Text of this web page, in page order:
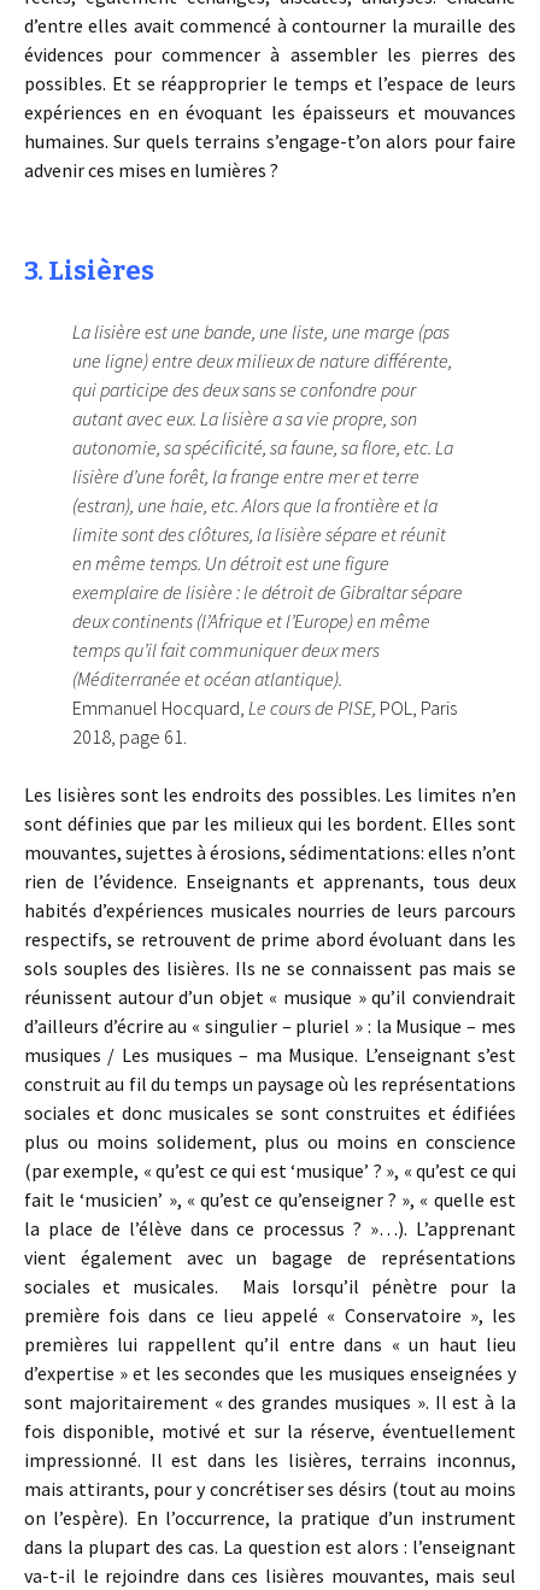
d’entre elles avait commencé à contourner la muraille des
évidences pour commencer à assembler les pierres des
possibles. Et se réapproprier le temps et l’espace de leurs
expériences en en évoquant les épaisseurs et mouvances
humaines. Sur quels terrains s’engage-t’on alors pour faire
advenir ces mises en lumières ?
3. Lisières
La lisière est une bande, une liste, une marge (pas
une ligne) entre deux milieux de nature différente,
qui participe des deux sans se confondre pour
autant avec eux. La lisière a sa vie propre, son
autonomie, sa spécificité, sa faune, sa flore, etc. La
lisière d’une forêt, la frange entre mer et terre
(estran), une haie, etc. Alors que la frontière et la
limite sont des clôtures, la lisière sépare et réunit
en même temps. Un détroit est une figure
exemplaire de lisière : le détroit de Gibraltar sépare
deux continents (l’Afrique et l’Europe) en même
temps qu’il fait communiquer deux mers
(Méditerranée et océan atlantique).
Emmanuel Hocquard, Le cours de PISE, POL, Paris
2018, page 61.
Les lisières sont les endroits des possibles. Les limites n’en
sont définies que par les milieux qui les bordent. Elles sont
mouvantes, sujettes à érosions, sédimentations: elles n’ont
rien de l’évidence. Enseignants et apprenants, tous deux
habités d’expériences musicales nourries de leurs parcours
respectifs, se retrouvent de prime abord évoluant dans les
sols souples des lisières. Ils ne se connaissent pas mais se
réunissent autour d’un objet « musique » qu’il conviendrait
d’ailleurs d’écrire au « singulier – pluriel » : la Musique – mes
musiques / Les musiques – ma Musique. L’enseignant s’est
construit au fil du temps un paysage où les représentations
sociales et donc musicales se sont construites et édifiées
plus ou moins solidement, plus ou moins en conscience
(par exemple, « qu’est ce qui est ‘musique’ ? », « qu’est ce qui
fait le ‘musicien’ », « qu’est ce qu’enseigner ? », « quelle est
la place de l’élève dans ce processus ? »…). L’apprenant
vient également avec un bagage de représentations
sociales et musicales. Mais lorsqu’il pénètre pour la
première fois dans ce lieu appelé « Conservatoire », les
premières lui rappellent qu’il entre dans « un haut lieu
d’expertise » et les secondes que les musiques enseignées y
sont majoritairement « des grandes musiques ». Il est à la
fois disponible, motivé et sur la réserve, éventuellement
impressionné. Il est dans les lisières, terrains inconnus,
mais attirants, pour y concrétiser ses désirs (tout au moins
on l’espère). En l’occurrence, la pratique d’un instrument
dans la plupart des cas. La question est alors : l’enseignant
va-t-il le rejoindre dans ces lisières mouvantes, mais seul